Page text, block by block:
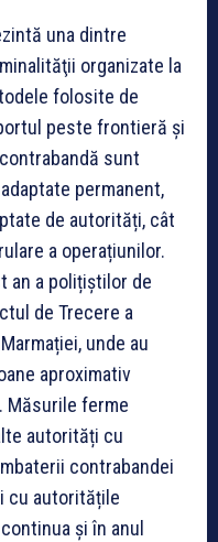
una dintre
organizate la
folosite de
peste frontieră și
sunt
permanent,
de autorități, cât
a operațiunilor.
an a polițiștilor de
de Trecere a
unde au
aproximativ
Măsurile ferme
autorități cu
contrabandei
cu autoritățile
și în anul